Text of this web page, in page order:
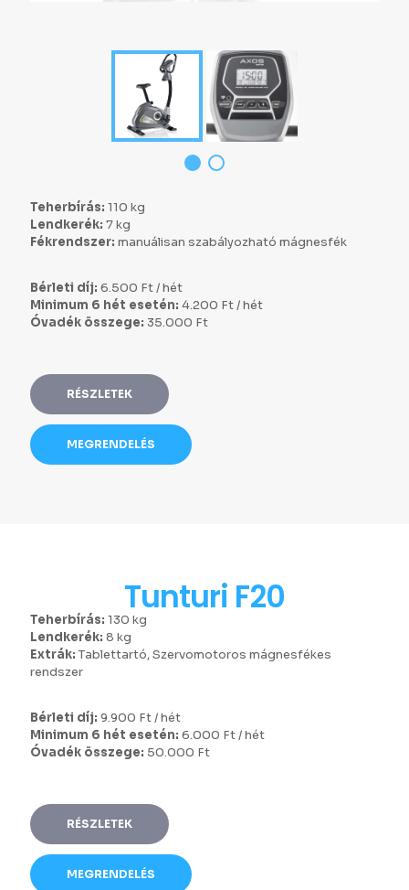
Teherbírás: 110 kg
Lendkerék: 7 kg
Fékrendszer: manuálisan szabályozható mágnesfék
Bérleti díj: 6.500 Ft / hét
Minimum 6 hét esetén: 4.200 Ft / hét
Óvadék összege: 35.000 Ft
RÉSZLETEK
MEGRENDELÉS
Tunturi F20
Teherbírás: 130 kg
Lendkerék: 8 kg
Extrák: Tablettartó, Szervomotoros mágnesfékes
rendszer
Bérleti díj: 9.900 Ft / hét
Minimum 6 hét esetén: 6.000 Ft / hét
Óvadék összege: 50.000 Ft
RÉSZLETEK
MEGRENDELÉS